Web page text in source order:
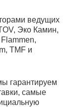
ведущих
Эко Камин,
TMF и
гарантируем
самые